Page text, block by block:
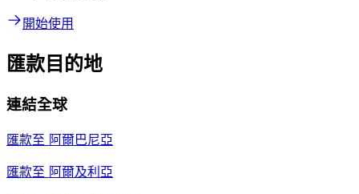
開始使用
匯款目的地
連結全球
匯款至 阿爾巴尼亞
匯款至 阿爾及利亞